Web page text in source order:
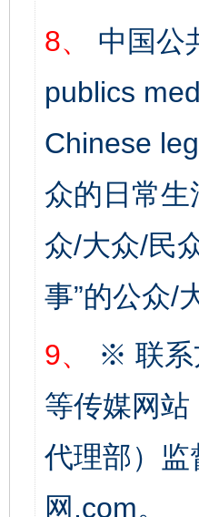
8、
中国公
publics
Chinese
众的日常
众/大众/民
事”的公众/
9、
※ 联系
等传媒网
代理部）监
网.com。
东山县通报“牛蛙产品抗